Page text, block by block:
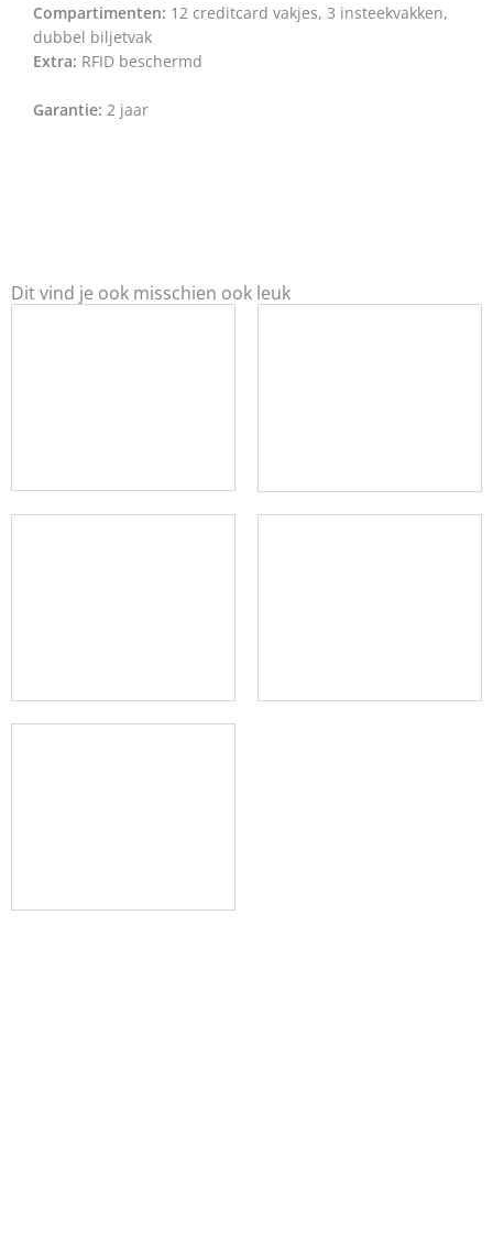
Compartimenten: 12 creditcard vakjes, 3 insteekvakken,
dubbel biljetvak
Extra: RFID beschermd
Garantie: 2 jaar
Dit vind je ook misschien ook leuk